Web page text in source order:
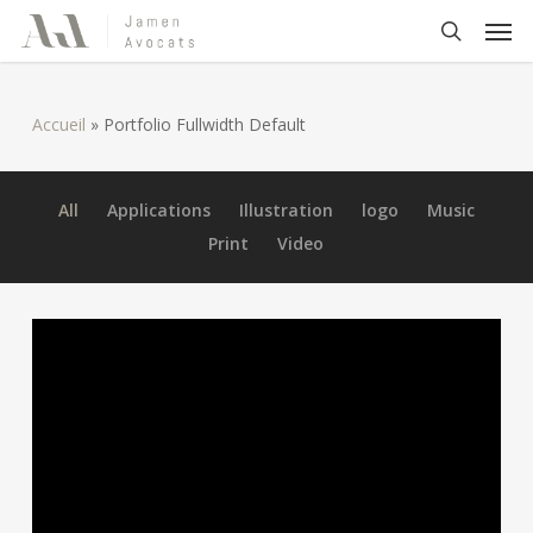
Accueil » Portfolio Fullwidth Default
All Applications Illustration logo
Music
Print
Video